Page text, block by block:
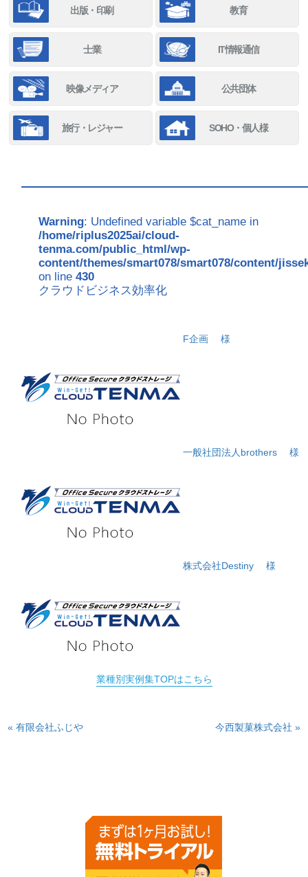
出版・印刷 教育
士業 IT情報通信
映像メディア 公共団体
旅行・レジャー SOHO・個人様
Warning: Undefined variable $cat_name in
/home/riplus2025ai/cloud-
tenma.com/public_html/wp-
content/themes/smart078/smart078/content/
on line430
クラウドビジネス効率化
F企画 様
一般社団法人brothers 様
株式会社Destiny 様
業種別実例集TOPはこちら
« 有限会社ふじや 今西製菓株式会社 »